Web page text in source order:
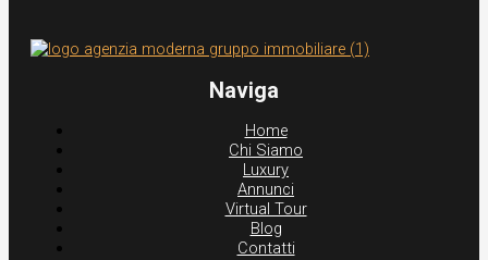
Naviga
Home
Chi Siamo
Luxury
Annunci
Virtual Tour
Blog
Contatti